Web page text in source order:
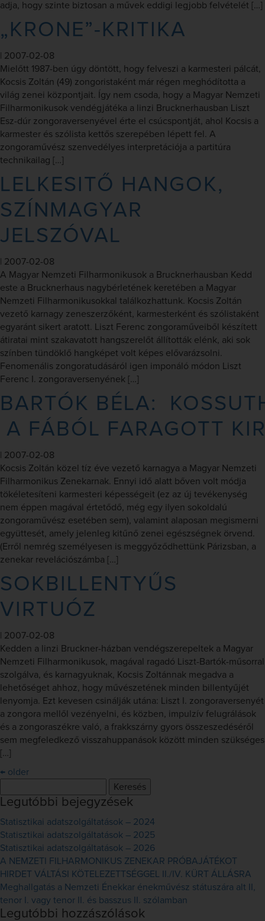
adja, hogy szinte biztosan a művek eddigi legjobb felvételét […]
„KRONE”-KRITIKA
2007-02-08
Mielőtt 1987-ben úgy döntött, hogy felveszi a karmesteri pálcát,
Kocsis Zoltán (49) zongoristaként már régen meghódította a
világ zenei központjait. Így nem csoda, hogy a Magyar Nemzeti
Filharmonikusok vendégjátéka a linzi Brucknerhausban Liszt
Esz-dúr zongoraversenyével érte el csúcspontját, ahol Kocsis a
karmester és szólista kettős szerepében lépett fel. A
zongoraművész szenvedélyes interpretációja a partitúra
technikailag […]
LELKESITŐ HANGOK,
SZÍNMAGYAR
JELSZÓVAL
2007-02-08
A Magyar Nemzeti Filharmonikusok a Brucknerhausban Kedd
este a Brucknerhaus nagybérletének keretében a Magyar
Nemzeti Filharmonikusokkal találkozhattunk. Kocsis Zoltán
vezető karnagy zeneszerzőként, karmesterként és szólistaként
egyaránt sikert aratott. Liszt Ferenc zongoraműveiből készített
átiratai mint szakavatott hangszerelőt állították elénk, aki sok
színben tündöklő hangképet volt képes elővarázsolni.
Fenomenális zongoratudásáról igen imponáló módon Liszt
Ferenc I. zongoraversenyének […]
BARTÓK BÉLA:
A FÁBÓL FARAGOTT
2007-02-08
Kocsis Zoltán közel tíz éve vezető karnagya a Magyar Nemzeti
Filharmonikus Zenekarnak. Ennyi idő alatt bőven volt módja
tökéletesíteni karmesteri képességeit (ez az új tevékenység
nem éppen magával értetődő, még egy ilyen sokoldalú
zongoraművész esetében sem), valamint alaposan megismerni
együttesét, amely jelenleg kitűnő zenei egészségnek örvend.
(Erről nemrég személyesen is meggyőződhettünk Párizsban, a
zenekar revelációszámba […]
SOKBILLENTYŰS
VIRTUÓZ
2007-02-08
Kedden a linzi Bruckner-házban vendégszerepeltek a Magyar
Nemzeti Filharmonikusok, magával ragadó Liszt-Bartók-műsorral
szolgálva, és karnagyuknak, Kocsis Zoltánnak megadva a
lehetőséget ahhoz, hogy művészetének minden billentyűjét
lenyomja. Ezt kevesen csinálják utána: Liszt I. zongoraversenyét
a zongora mellől vezényelni, és közben, impulzív felugrálások
és a zongoraszékre való, a frakkszárny gyors összeszedéséről
sem megfeledkező visszahuppanások között minden szükséges
[…]
← older
Legutóbbi bejegyzések
Statisztikai adatszolgáltatások – 2024
Statisztikai adatszolgáltatások – 2025
Statisztikai adatszolgáltatások – 2026
A NEMZETI FILHARMONIKUS ZENEKAR PRÓBAJÁTÉKOT
HIRDET VÁLTÁSI KÖTELEZETTSÉGGEL II./IV. KÜRT ÁLLÁSRA
Meghallgatás a Nemzeti Énekkar énekművész státuszára alt II,
tenor I. vagy tenor II. és basszus II. szólamban
Legutóbbi hozzászólások